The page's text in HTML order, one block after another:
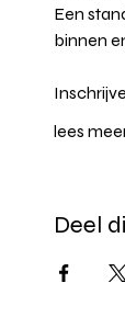
Een
binnen
lees
Deel